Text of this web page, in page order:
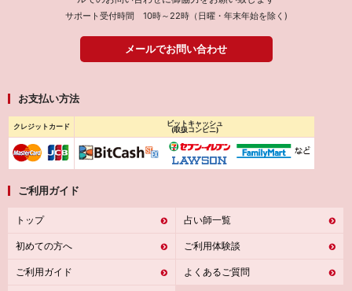
サポート受付時間 10時～22時（日曜・年末年始を除く)
メールでお問い合わせ
お支払い方法
クレジットカード
ビットキャッシュ
(取扱コンビニ)
ご利用ガイド
トップ
初めての方へ
ご利用ガイド
占い師一覧
ご利用体験談
よくあるご質問